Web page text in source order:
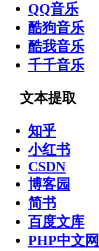
QQ音乐
酷狗音乐
酷我音乐
千千音乐
文本提取
知乎
小红书
CSDN
博客园
简书
百度文库
PHP中文网